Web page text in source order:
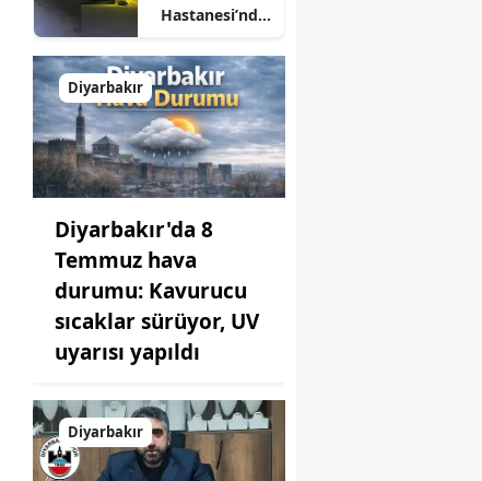
Hastanesi’nde
anlar: Şifa
arayanlar
köpek
sürülerinin
arasında kaldı
Diyarbakır
Diyarbakır'da 8
Temmuz hava
durumu: Kavurucu
sıcaklar sürüyor, UV
uyarısı yapıldı
Diyarbakır